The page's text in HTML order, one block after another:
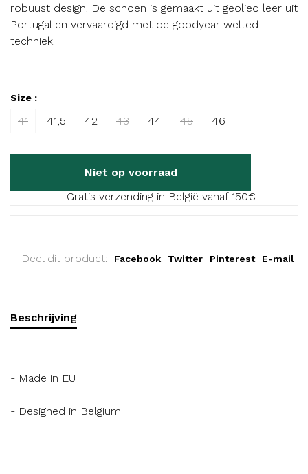
robuust design. De schoen is gemaakt uit geolied leer uit
Portugal en vervaardigd met de goodyear welted
techniek.
Size :
41 41,5 42 43 44 45 46
Niet op voorraad
Gratis verzending in België vanaf 150€
Deel dit product: Facebook Twitter Pinterest E-mail
Beschrijving
- Made in EU
- Designed in Belgium